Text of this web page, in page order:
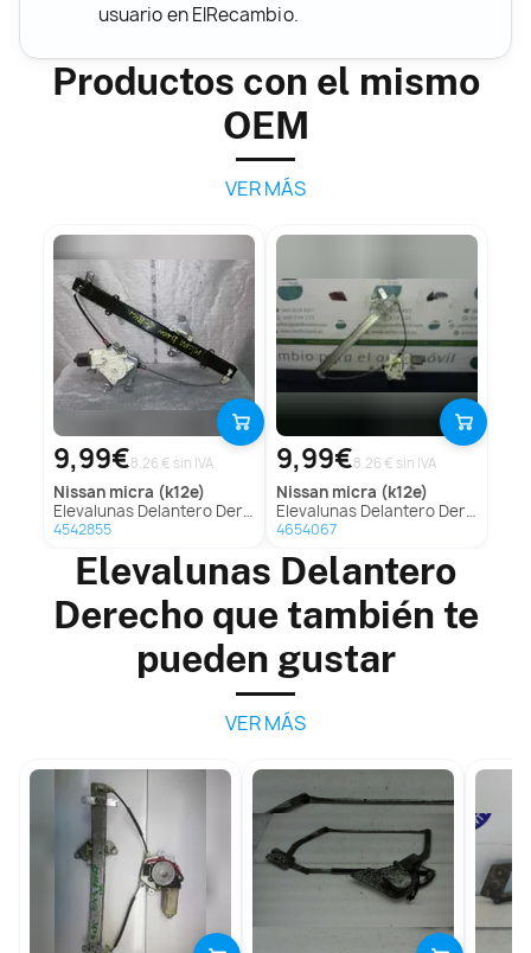
usuario en ElRecambio.
Productos con el mismo
OEM
VER MÁS
9,99€8.26 € sin IVA
nissan micra (k12e)
Elevalunas Delantero Derecho Para Nissan Micra
4542855
9,99€8.26 € sin IVA
nissan micra (k12e)
Elevalunas Delantero Derecho Para Nissan Micra
4654067
Elevalunas Delantero
Derecho que también te
pueden gustar
VER MÁS